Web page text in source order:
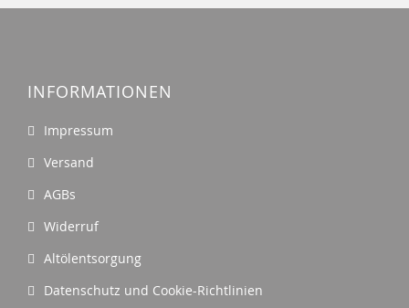
INFORMATIONEN
Impressum
Versand
AGBs
Widerruf
Altölentsorgung
Datenschutz und Cookie-Richtlinien